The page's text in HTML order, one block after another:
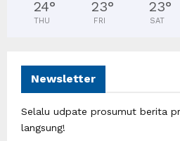
24°
THU
23°
FRI
23°
SAT
Newsletter
Selalu udpate prosumut berita
langsung!